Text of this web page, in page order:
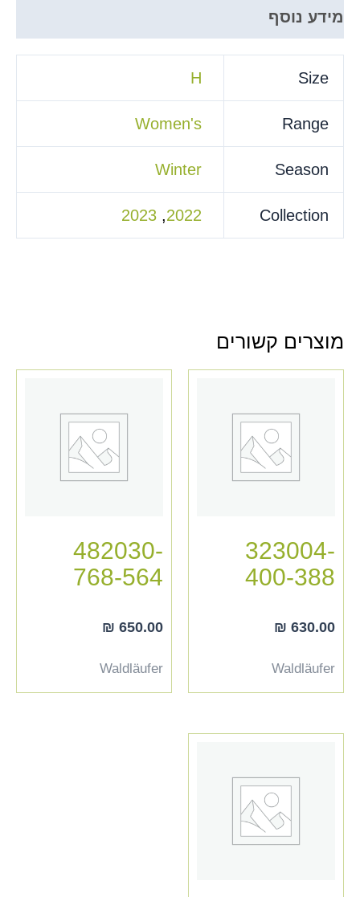
מידע נוסף
Size
H
Range
Women's
Season
Winter
Collection
2022
,
2023
מוצרים קשורים
323004-
400-388
₪ 630.00
Waldläufer
482030-
768-564
₪ 650.00
Waldläufer